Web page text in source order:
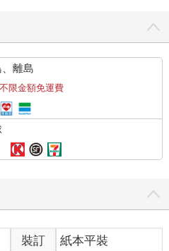
離島
不限金額免運費
裝訂
紙本平裝